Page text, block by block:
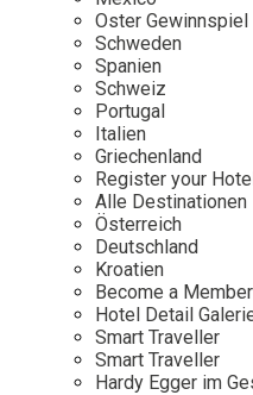
Mexico
Niederlande
Österreich
Portugal
Schweden
Spanien
Schweiz
Persönlichkeiten
Our Story
Career
Kontakt
Impressum
Oster Gewinnspiel
Schweden
Spanien
Schweiz
Portugal
Italien
Griechenland
Register your
Alle Destinationen
Österreich
Deutschland
Kroatien
Become a
Hotel Detail
Smart Traveller
Smart Traveller
Hardy Egger im